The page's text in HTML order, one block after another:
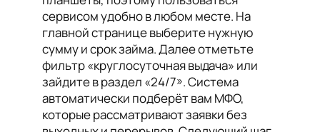
сервисом удобно в любом месте. На
главной странице выберите нужную
сумму и срок займа. Далее отметьте
фильтр «круглосуточная выдача» или
зайдите в раздел «24/7». Система
автоматически подберёт вам МФО,
которые рассматривают заявки без